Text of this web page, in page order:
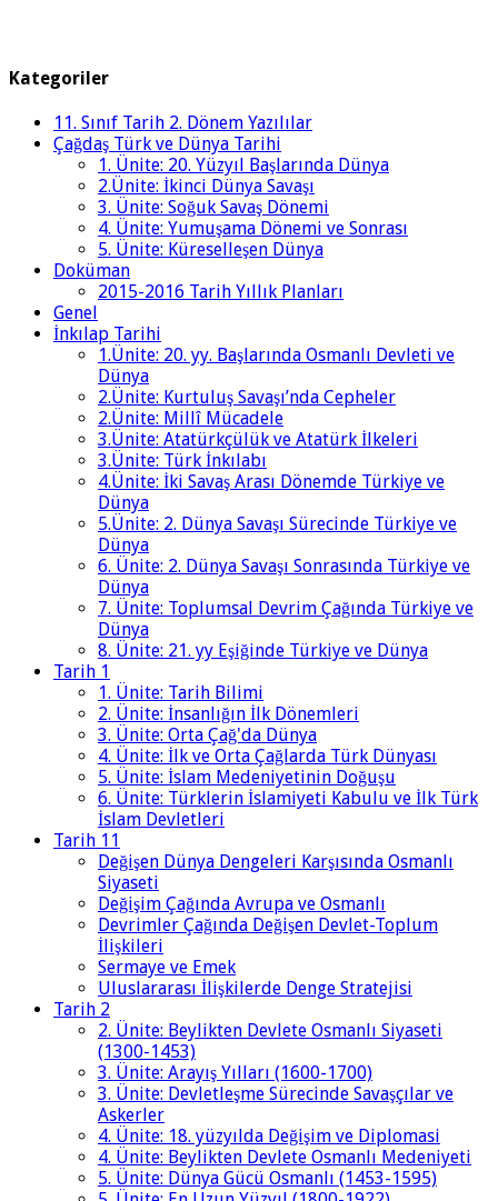
Kategoriler
11. Sınıf Tarih 2. Dönem Yazılılar
Çağdaş Türk ve Dünya Tarihi
1. Ünite: 20. Yüzyıl Başlarında Dünya
2.Ünite: İkinci Dünya Savaşı
3. Ünite: Soğuk Savaş Dönemi
4. Ünite: Yumuşama Dönemi ve Sonrası
5. Ünite: Küreselleşen Dünya
Doküman
2015-2016 Tarih Yıllık Planları
Genel
İnkılap Tarihi
1.Ünite: 20. yy. Başlarında Osmanlı Devleti ve
Dünya
2.Ünite: Kurtuluş Savaşı’nda Cepheler
2.Ünite: Millî Mücadele
3.Ünite: Atatürkçülük ve Atatürk İlkeleri
3.Ünite: Türk İnkılabı
4.Ünite: İki Savaş Arası Dönemde Türkiye ve
Dünya
5.Ünite: 2. Dünya Savaşı Sürecinde Türkiye ve
Dünya
6. Ünite: 2. Dünya Savaşı Sonrasında Türkiye ve
Dünya
7. Ünite: Toplumsal Devrim Çağında Türkiye ve
Dünya
8. Ünite: 21. yy Eşiğinde Türkiye ve Dünya
Tarih 1
1. Ünite: Tarih Bilimi
2. Ünite: İnsanlığın İlk Dönemleri
3. Ünite: Orta Çağ'da Dünya
4. Ünite: İlk ve Orta Çağlarda Türk Dünyası
5. Ünite: İslam Medeniyetinin Doğuşu
6. Ünite: Türklerin İslamiyeti Kabulu ve İlk Türk
İslam Devletleri
Tarih 11
Değişen Dünya Dengeleri Karşısında Osmanlı
Siyaseti
Değişim Çağında Avrupa ve Osmanlı
Devrimler Çağında Değişen Devlet-Toplum
İlişkileri
Sermaye ve Emek
Uluslararası İlişkilerde Denge Stratejisi
Tarih 2
2. Ünite: Beylikten Devlete Osmanlı Siyaseti
(1300-1453)
3. Ünite: Arayış Yılları (1600-1700)
3. Ünite: Devletleşme Sürecinde Savaşçılar ve
Askerler
4. Ünite: 18. yüzyılda Değişim ve Diplomasi
4. Ünite: Beylikten Devlete Osmanlı Medeniyeti
5. Ünite: Dünya Gücü Osmanlı (1453-1595)